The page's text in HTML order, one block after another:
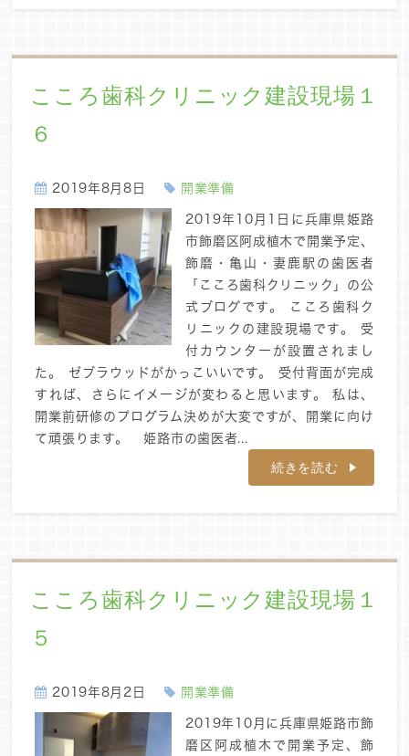
こころ歯科クリニック建設現場１
６
2019年8月8日 開業準備
2019年10月1日に兵庫県姫路
市飾磨区阿成植木で開業予定、
飾磨・亀山・妻鹿駅の歯医者
「こころ歯科クリニック」の公
式ブログです。 こころ歯科ク
リニックの建設現場です。 受
付カウンターが設置されまし
た。 ゼブラウッドがかっこいいです。 受付背面が完成
すれば、さらにイメージが変わると思います。 私は、
開業前研修のプログラム決めが大変ですが、開業に向け
て頑張ります。 姫路市の歯医者...
続きを読む
こころ歯科クリニック建設現場１
５
2019年8月2日 開業準備
2019年10月に兵庫県姫路市飾
磨区阿成植木で開業予定、飾